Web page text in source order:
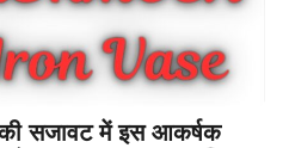
सजावट में इस आकर्षक